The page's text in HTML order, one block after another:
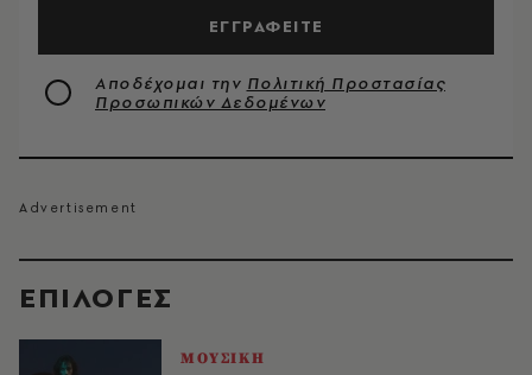
EΠΙΛΟΓΈΣ
ΜΟΥΣΙΚΗ
ΕΓΓΡΑΦΕΙΤΕ
Αποδέχομαι την Πολιτική Προστασίας
Προσωπικών Δεδομένων